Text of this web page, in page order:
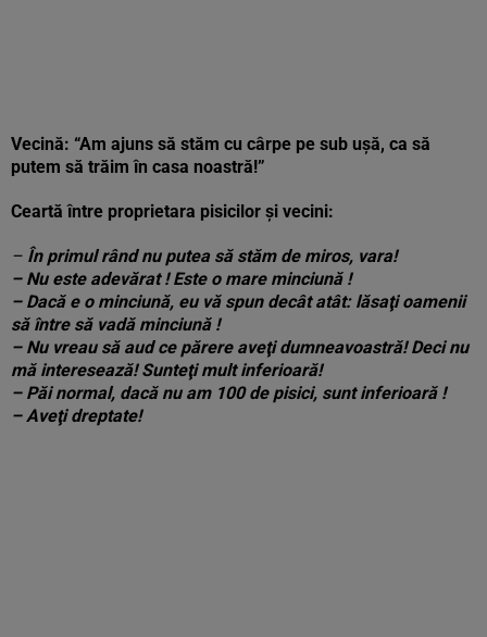
Vecină: “Am ajuns să stăm cu cârpe pe sub uşă, ca să
putem să trăim în casa noastră!”
Ceartă între proprietara pisicilor și vecini:
– În primul rând nu putea să stăm de miros, vara!
– Nu este adevărat ! Este o mare minciună !
– Dacă e o minciună, eu vă spun decât atât: lăsaţi oamenii
să între să vadă minciună !
– Nu vreau să aud ce părere aveţi dumneavoastră! Deci nu
mă interesează! Sunteţi mult inferioară!
– Păi normal, dacă nu am 100 de pisici, sunt inferioară !
– Aveţi dreptate!